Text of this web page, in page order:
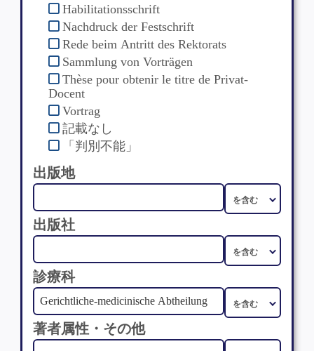
Habilitationsschrift
Nachdruck der Festschrift
Rede beim Antritt des Rektorats
Sammlung von Vorträgen
Thèse pour obtenir le titre de Privat-
Docent
Vortrag
記載なし
「判別不能」
出版地
出版社
診療科
著者属性・その他